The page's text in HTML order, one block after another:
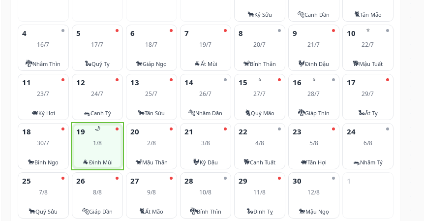
🐂Kỷ Sửu 🐅Canh Dần 🐈Tân Mão
4
16/7
🐉Nhâm Thìn
5
17/7
🐍Quý Tỵ
6
18/7
🐎Giáp Ngọ
7
19/7
🐐Ất Mùi
8
20/7
🐒Bính Thân
9
21/7
🐓Đinh Dậu
⭐
10
22/7
🐕Mậu Tuất
11
23/7
🐖Kỷ Hợi
12
24/7
🐀Canh Tý
13
25/7
🐂Tân Sửu
14
26/7
🐅Nhâm Dần
⭐
15
27/7
🐈Quý Mão
⭐
16
28/7
🐉Giáp Thìn
17
29/7
🐍Ất Tỵ
18
30/7
🐎Bính Ngọ
🌙
19
1/8
🐐Đinh Mùi
20
2/8
🐒Mậu Thân
21
3/8
🐓Kỷ Dậu
22
4/8
🐕Canh Tuất
23
5/8
🐖Tân Hợi
24
6/8
🐀Nhâm Tý
25
7/8
🐂Quý Sửu
26
8/8
🐅Giáp Dần
27
9/8
🐈Ất Mão
28
10/8
🐉Bính Thìn
29
11/8
🐍Đinh Tỵ
30
12/8
🐎Mậu Ngọ
1